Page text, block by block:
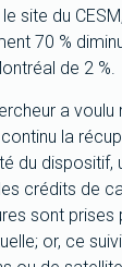
site du
70 %
de 2 %.
a
la
du dispositif,
crédits de
sont
or, ce